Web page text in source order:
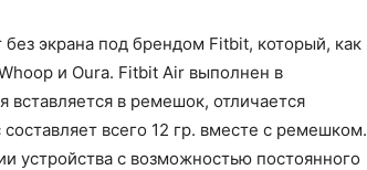
экрана под брендом Fitbit, который, как
и Oura. Fitbit Air выполнен в
вставляется в ремешок, отличается
всего 12 гр. вместе с ремешком.
устройства с возможностью постоянного